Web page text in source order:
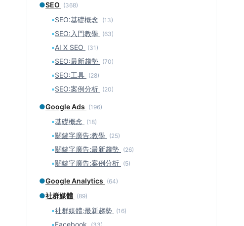
●SEO (368)
▪SEO:基礎概念 (13)
▪SEO:入門教學 (63)
▪AI X SEO (31)
▪SEO:最新趨勢 (70)
▪SEO:工具 (28)
▪SEO:案例分析 (20)
●Google Ads (196)
▪基礎概念 (18)
▪關鍵字廣告:教學 (25)
▪關鍵字廣告:最新趨勢 (26)
▪關鍵字廣告:案例分析 (5)
●Google Analytics (64)
●社群媒體 (89)
▪社群媒體:最新趨勢 (16)